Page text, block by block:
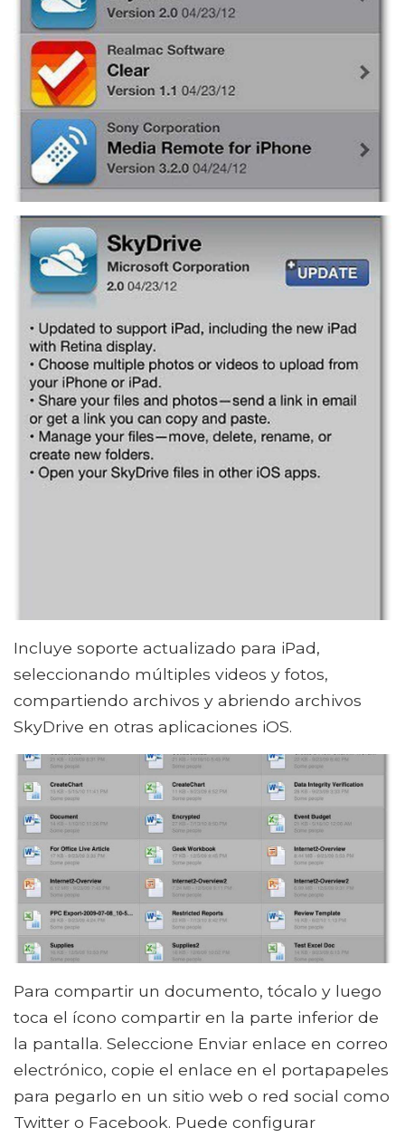
Incluye soporte actualizado para iPad,
seleccionando múltiples videos y fotos,
compartiendo archivos y abriendo archivos
SkyDrive en otras aplicaciones iOS.
Para compartir un documento, tócalo y luego
toca el ícono compartir en la parte inferior de
la pantalla. Seleccione Enviar enlace en correo
electrónico, copie el enlace en el portapapeles
para pegarlo en un sitio web o red social como
Twitter o Facebook. Puede configurar